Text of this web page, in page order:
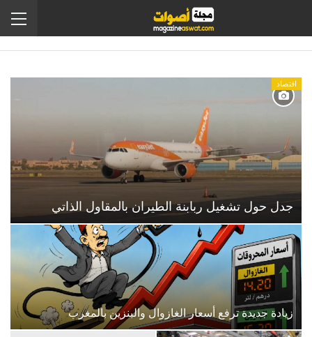
اقتصاد
جدل حول تشغيل ربابنة الطيران بالمقاول الذاتي
زيادة جديدة ترفع أسعار الغازوال والبنزين بالمغرب